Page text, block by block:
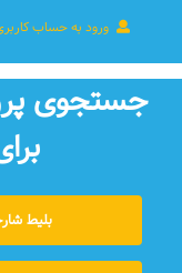
ورود به حساب کاربری
جستجوی
بلیط شارجه به بنگلور پنج‌شنبه ۱۵ مرداد